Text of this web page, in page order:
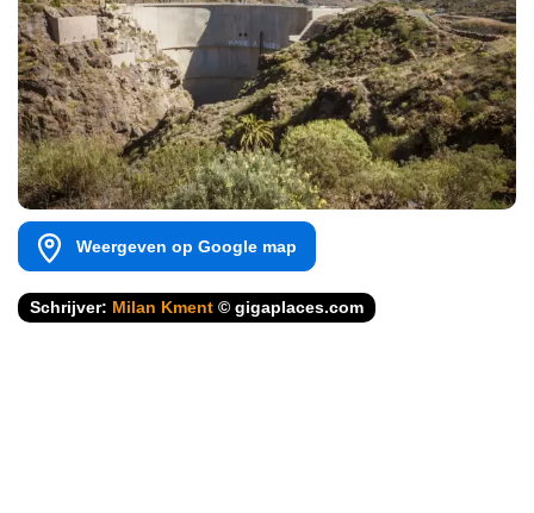
Weergeven op Google map
Schrijver: Milan Kment © gigaplaces.com